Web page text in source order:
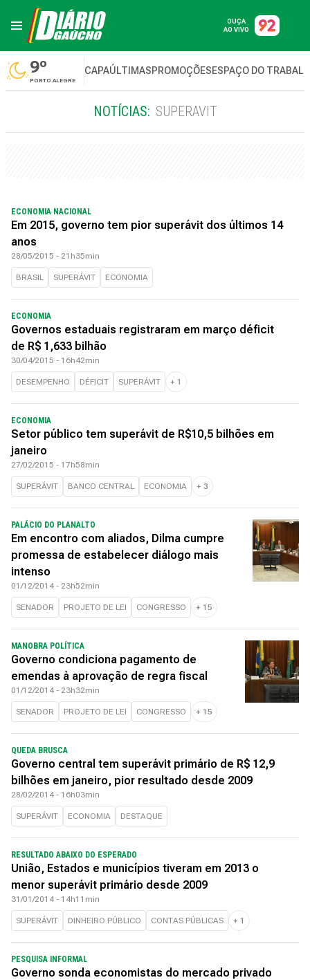
OUÇA
AO VIVO
9º
PORTO ALEGRE
CAPAÚLTIMASPROMOÇÕESESPAÇO DO
NOTÍCIAS: SUPERAVIT
ECONOMIA NACIONAL
Em 2015, governo tem pior superávit dos últimos 14
anos
28/05/2015 - 21h35min
BRASIL SUPERÁVIT ECONOMIA
ECONOMIA
Governos estaduais registraram em março déficit
de R$ 1,633 bilhão
30/04/2015 - 16h42min
DESEMPENHO DÉFICIT SUPERÁVIT + 1
ECONOMIA
Setor público tem superávit de R$10,5 bilhões em
janeiro
27/02/2015 - 17h58min
SUPERÁVIT BANCO CENTRAL ECONOMIA + 3
PALÁCIO DO PLANALTO
Em encontro com aliados, Dilma cumpre
promessa de estabelecer diálogo mais
intenso
01/12/2014 - 23h52min
SENADOR PROJETO DE LEI CONGRESSO + 15
MANOBRA POLÍTICA
Governo condiciona pagamento de
emendas à aprovação de regra fiscal
01/12/2014 - 23h32min
SENADOR PROJETO DE LEI CONGRESSO + 15
QUEDA BRUSCA
Governo central tem superávit primário de R$ 12,9
bilhões em janeiro, pior resultado desde 2009
28/02/2014 - 16h03min
SUPERÁVIT ECONOMIA DESTAQUE
RESULTADO ABAIXO DO ESPERADO
União, Estados e municípios tiveram em 2013 o
menor superávit primário desde 2009
31/01/2014 - 14h11min
SUPERÁVIT DINHEIRO PÚBLICO CONTAS PÚBLICAS + 1
PESQUISA INFORMAL
Governo sonda economistas do mercado privado